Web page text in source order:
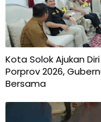
Kota Solok Ajukan
Porprov 2026,
Bersama